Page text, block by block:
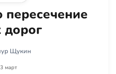
пересечение
дорог
Щукин
март